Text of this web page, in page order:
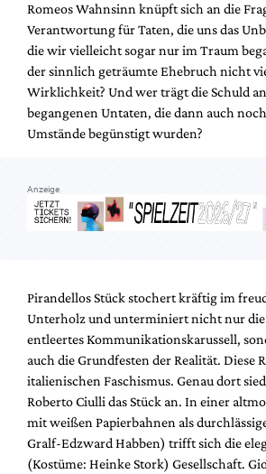
Romeos Wahnsinn knüpft sich an die
Verantwortung für Taten, die uns das
die wir vielleicht sogar nur im Traum
der sinnlich geträumte Ehebruch nicht
Wirklichkeit? Und wer trägt die Schuld
begangenen Untaten, die dann auch
Umstände begünstigt wurden?
Anzeige
Pirandellos Stück stochert kräftig im
Unterholz und unterminiert nicht nur die
entleertes Kommunikationskarussell,
auch die Grundfesten der Realität. Diese
italienischen Faschismus. Genau dort
Roberto Ciulli das Stück an. In einer
mit weißen Papierbahnen als
Gralf-Edzward Habben) trifft sich die
(Kostüme: Heinke Stork) Gesellschaft.